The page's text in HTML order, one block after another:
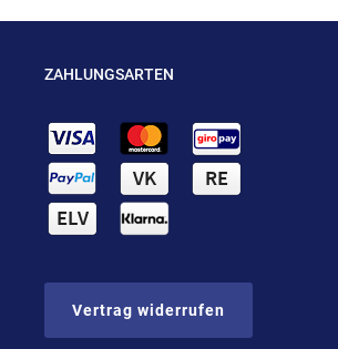
ZAHLUNGSARTEN
Vertrag widerrufen